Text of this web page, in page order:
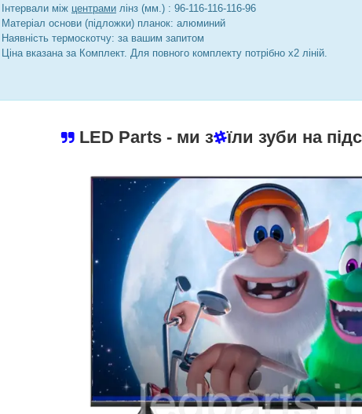
Інтервали між центрами лінз (мм.) : 96-116-116-116-96
Матеріал основи (підложки) планок: алюминий
Наявність термоскотчу: за вашим запитом
Ціна вказана за Комплект. Для повного комплекту потрібно х2 ліній.
LED Parts - ми з їли зуби на